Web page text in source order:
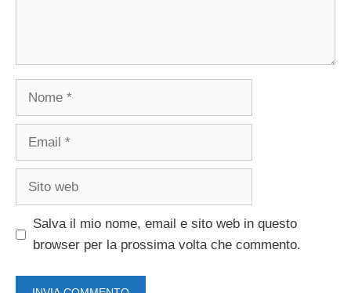
Nome
Email
Sito
Salva il mio nome, email e sito web in questo
browser per la prossima volta che commento.